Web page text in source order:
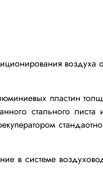
воздуха
пластин
стального листа
стандаотно
в системе